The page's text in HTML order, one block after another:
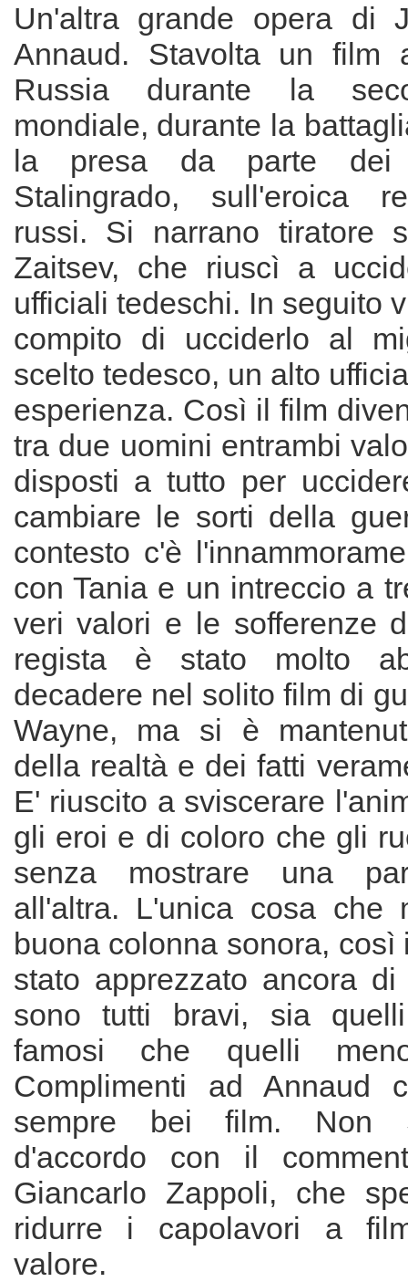
Un'altra grande opera di
Annaud. Stavolta un film
Russia durante la
mondiale, durante la
la presa da parte dei
Stalingrado, sull'eroica
russi. Si narrano tiratore
Zaitsev, che riuscì a
ufficiali tedeschi. In seguito
compito di ucciderlo al
scelto tedesco, un alto
esperienza. Così il film
tra due uomini entrambi
disposti a tutto per
cambiare le sorti della
contesto c'è
con Tania e un intreccio a
veri valori e le sofferenze
regista è stato molto
decadere nel solito film di
Wayne, ma si è
della realtà e dei fatti
E' riuscito a sviscerare
gli eroi e di coloro che gli
senza mostrare una
all'altra. L'unica cosa che
buona colonna sonora, così
stato apprezzato ancora
sono tutti bravi, sia
famosi che quelli
Complimenti ad Annaud
sempre bei film. Non
d'accordo con il
Giancarlo Zappoli, che
ridurre i capolavori a
valore.